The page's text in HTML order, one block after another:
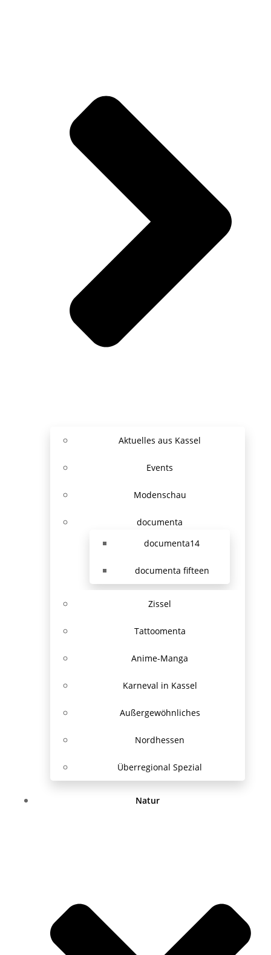
Aktuelles aus Kassel
Events
Modenschau
documenta
documenta14
documenta fifteen
Zissel
Tattoomenta
Anime-Manga
Karneval in Kassel
Außergewöhnliches
Nordhessen
Überregional Spezial
Natur